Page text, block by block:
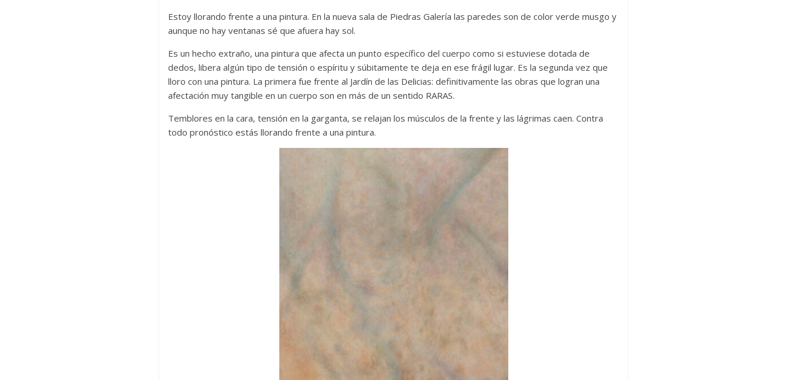
Estoy llorando frente a una pintura. En la nueva sala de Piedras Galería las paredes son de color verde musgo y
aunque no hay ventanas sé que afuera hay sol.
Es un hecho extraño, una pintura que afecta un punto específico del cuerpo como si estuviese dotada de
dedos, libera algún tipo de tensión o espíritu y súbitamente te deja en ese frágil lugar. Es la segunda vez que
lloro con una pintura. La primera fue frente al Jardín de las Delicias: definitivamente las obras que logran una
afectación muy tangible en un cuerpo son en más de un sentido RARAS.
Temblores en la cara, tensión en la garganta, se relajan los músculos de la frente y las lágrimas caen. Contra
todo pronóstico estás llorando frente a una pintura.